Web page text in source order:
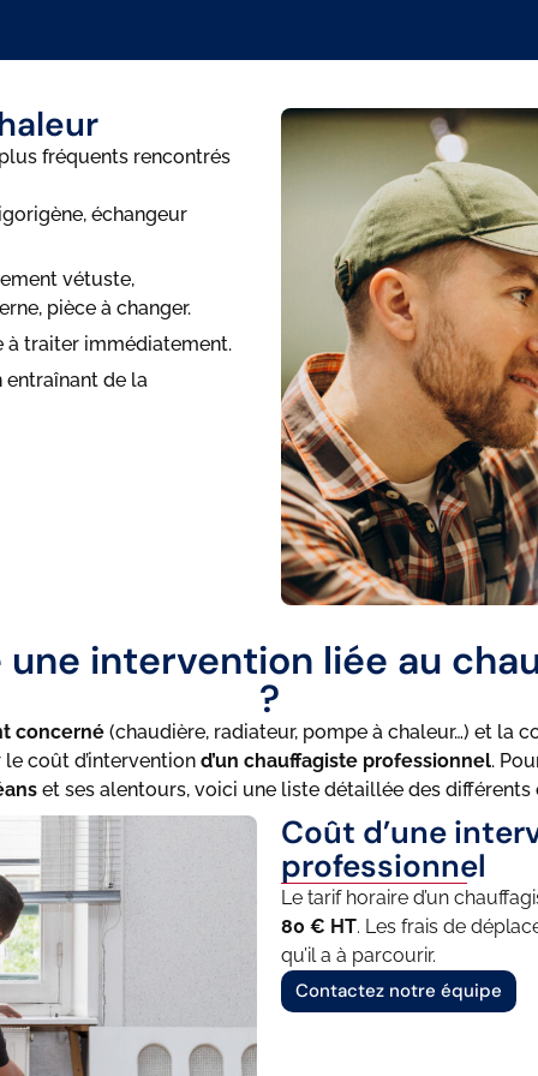
fréquents rencontrés
échangeur
vétuste,
pièce à changer.
à traiter immédiatement.
entraînant de la
intervention liée au
?
concerné (chaudière, radiateur, pompe à chaleur…) et la
coût d’intervention d’un chauffagiste professionnel.
et ses alentours, voici une liste détaillée des différents
Coût d’une
professionnel
Le tarif horaire d’un
80 € HT. Les frais de
qu’il a à parcourir.
Contactez notre équipe